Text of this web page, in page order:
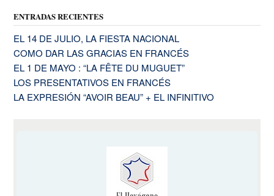
ENTRADAS RECIENTES
EL 14 DE JULIO, LA FIESTA NACIONAL
COMO DAR LAS GRACIAS EN FRANCÉS
EL 1 DE MAYO : “LA FÊTE DU MUGUET”
LOS PRESENTATIVOS EN FRANCÉS
LA EXPRESIÓN “AVOIR BEAU” + EL INFINITIVO